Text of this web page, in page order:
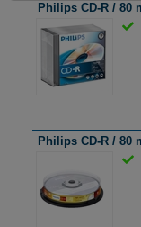
Philips CD-R / 80
Philips CD-R / 80